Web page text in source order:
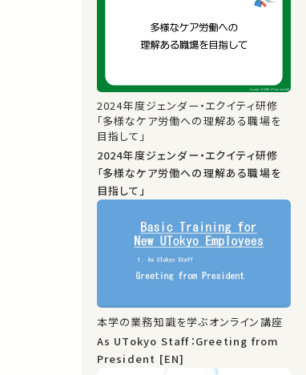
2024年度ジェンダー・エクイティ研修
「多様なケア労働への理解ある職場を
目指して」
2024年度ジェンダー・エクイティ研修
「多様なケア労働への理解ある職場を
目指して」
本学の業務知識を学ぶオンライン講座
As UTokyo Staff：Greeting from
President [EN]